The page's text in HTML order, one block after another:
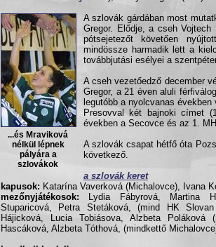
...és Mraviková
nélkül lépnek
pályára a
szlovákok
A szlovák gárdában most
Gregor. Elődje, a cseh
pótsejetezőt követően
mindössze harmadik lett a
továbbjutási esélyei a
A cseh vezetőedző december
Gregor, a 21 éven aluli
legutóbb a nyolcvanas
Presovval két bajnoki címet
években a Secovce és az 1.
A szlovák csapat hétfő óta
következő.
a szlovák keret
kapusok: Katarína Vaverková (Michalovce), Ivana
mezőnyjátékosok: Lydia Fábyrová, Martina
Stuparicová, Petra Stetáková, (mind HK
Hájicková, Lucia Tobiásova, Alzbeta
Hascáková, Alzbeta Tóthová, (mindkettő